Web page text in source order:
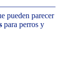
pueden parecer
para perros y